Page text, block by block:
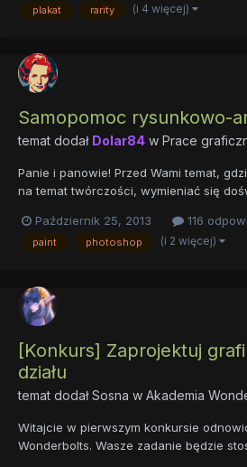
plakat rarity (i 4 więcej)
Samopomoc rysunkowo-
temat dodał Dolar84 w Prace
Panie i panowie! Przed Wami temat,
na temat twórczości, wymieniać się
rysowania/animowania/ogólnego
chcecie porozmawiać o tworzeniu tła w
Październik 25, 2013 116
paint photoshop (i 2 więcej)
[Konkurs] Zaprojektuj
działu
temat dodałSosna w Akademia
Witajcie w pierwszym konkursie
Wonderbolts. Wasze zadanie będzie